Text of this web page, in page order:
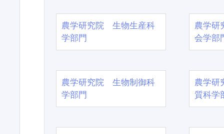
農学研究院 生物生産科
学部門
農学
会学部
農学研究院 生物制御科
学部門
農学
質科学